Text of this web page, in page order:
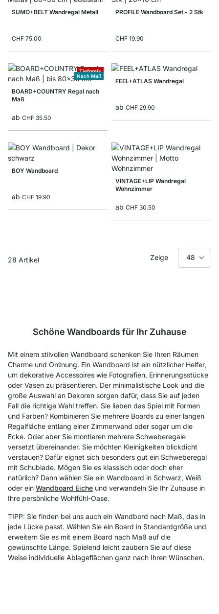
SUMO+BELT Wandregal Metall
CHF 75.00
PROFILE Wandboard Set - 2 Stk
CHF 19.90
Tiefpreis
Nach Maß
BOARD+COUNTRY Regal nach
Maß
ab CHF 35.50
FEEL+ATLAS Wandregal
ab CHF 29.90
BOY Wandboard
ab CHF 19.90
VINTAGE+LIP Wandregal
Wohnzimmer
ab CHF 30.50
28 Artikel Zeige
Schöne Wandboards für Ihr Zuhause
Mit einem stilvollen Wandboard schenken Sie Ihren Räumen
Charme und Ordnung. Ein Wandboard ist ein nützlicher Helfer,
um dekorative Accessoires wie Fotografien, Erinnerungsstücke
oder Vasen zu präsentieren. Der minimalistische Look und die
große Auswahl an Dekoren sorgen dafür, dass Sie auf jeden
Fall die richtige Wahl treffen. Sie lieben das Spiel mit Formen
und Farben? Kombinieren Sie mehrere Boards zu einer langen
Regalfläche entlang einer Zimmerwand oder sogar um die
Ecke. Oder aber Sie montieren mehrere Schweberegale
versetzt übereinander. Sie möchten Kleinigkeiten blickdicht
verstauen? Dafür eignet sich besonders gut ein Schweberegal
mit Schublade. Mögen Sie es klassisch oder doch eher
natürlich? Dann wählen Sie ein Wandboard in Schwarz, Weiß
oder ein Wandboard Eiche und verwandeln Sie Ihr Zuhause in
Ihre persönliche Wohlfühl-Oase.
TIPP: Sie finden bei uns auch ein Wandbord nach Maß, das in
jede Lücke passt. Wählen Sie ein Board in Standardgröße und
erweitern Sie es mit einem Board nach Maß auf die
gewünschte Länge. Spielend leicht zaubern Sie auf diese
Weise individuelle Ablageflächen ganz nach Ihren Wünschen.